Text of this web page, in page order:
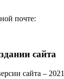
почте:
сайта
сайта – 2021